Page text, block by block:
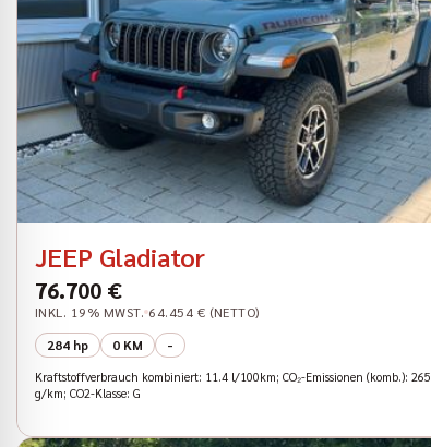
JEEP Gladiator
76.700 €
INKL. 19% MWST. 64.454 € (NETTO)
284 hp
0 KM -
Kraftstoffverbrauch kombiniert: 11.4 l/100km; CO₂-Emissionen (komb.): 265
g/km; CO2-Klasse: G